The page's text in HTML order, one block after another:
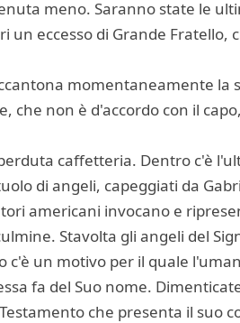
meno. Saranno state le
eccesso di Grande Fratello,
momentaneamente
che non è d'accordo con il
caffetteria. Dentro c'è
di angeli, capeggiati da
americani invocano e
Stavolta gli angeli del
c'è un motivo per il quale
fa del Suo nome.
che presenta il suo